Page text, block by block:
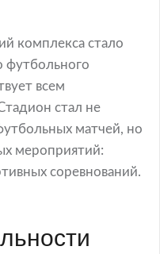
комплекса стало
футбольного
всем
стал не
матчей, но
мероприятий:
соревнований.